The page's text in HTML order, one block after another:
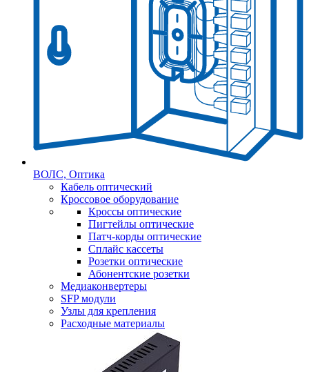
ВОЛС, Оптика
Кабель оптический
Кроссовое оборудование
Кроссы оптические
Пигтейлы оптические
Патч-корды оптические
Сплайс кассеты
Розетки оптические
Абонентские розетки
Медиаконвертеры
SFP модули
Узлы для крепления
Расходные материалы